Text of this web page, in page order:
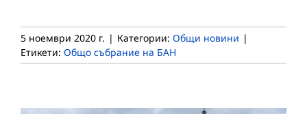
5 ноември 2020 г. | Категории: Общи новини |
Етикети: Общо събрание на БАН